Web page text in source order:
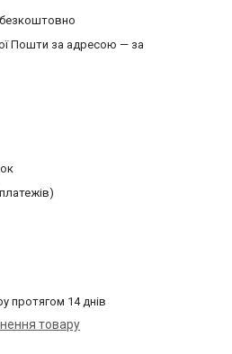
Пошти за адресою — за
протягом 14 днів
товару